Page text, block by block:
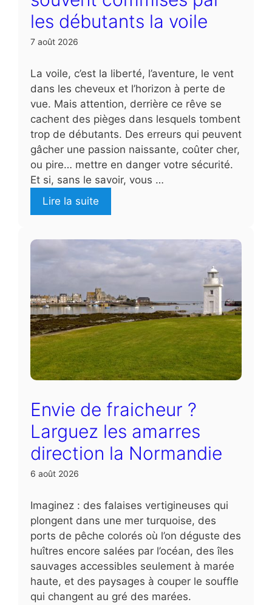
les débutants la voile
7 août 2026
La voile, c’est la liberté, l’aventure, le vent
dans les cheveux et l’horizon à perte de
vue. Mais attention, derrière ce rêve se
cachent des pièges dans lesquels tombent
trop de débutants. Des erreurs qui peuvent
gâcher une passion naissante, coûter cher,
ou pire… mettre en danger votre sécurité.
Et si, sans le savoir, vous …
Lire la suite
Envie de fraicheur ?
Larguez les amarres
direction la Normandie
6 août 2026
Imaginez : des falaises vertigineuses qui
plongent dans une mer turquoise, des
ports de pêche colorés où l’on déguste des
huîtres encore salées par l’océan, des îles
sauvages accessibles seulement à marée
haute, et des paysages à couper le souffle
qui changent au gré des marées.